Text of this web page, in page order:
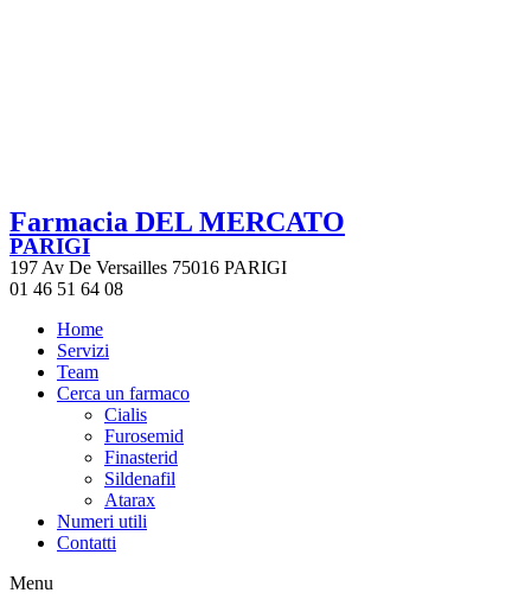
Farmacia DEL MERCATO
PARIGI
197 Av De Versailles 75016 PARIGI
01 46 51 64 08
Home
Servizi
Team
Cerca un farmaco
Cialis
Furosemid
Finasterid
Sildenafil
Atarax
Numeri utili
Contatti
Menu